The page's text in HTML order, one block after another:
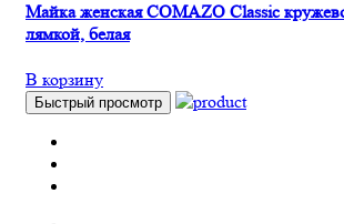
Майка женская COMAZO Classic
лямкой, белая
В корзину
Быстрый просмотр